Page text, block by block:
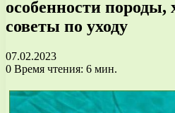
особенности породы,
советы по уходу
07.02.2023
0 Время чтения: 6 мин.